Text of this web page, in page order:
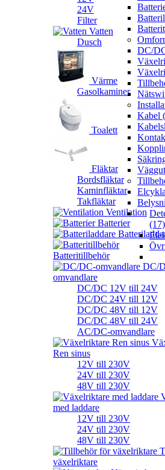
24V
Filter
Vatten
Dusch
Värme
Gasolkaminer
Toalett
Fläktar
Bordsfläktar
Kaminfläktar
Takfläktar
Ventilation
Batterier
Batteritillbehör
DC/
omvandlare
DC/DC 12V till 24V
DC/DC 24V till 12V
DC/DC 48V till 12V
DC/DC 48V till 24V
AC/DC-omvandlare
Ren sinus
12V till 230V
24V till 230V
48V till 230V
med laddare
12V till 230V
24V till 230V
48V till 230V
växelriktare
DC/
Kabel
(17)